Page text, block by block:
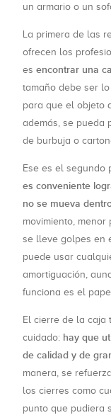
un armario o un
La primera de las
ofrecen los
es encontrar una
tamaño debe ser
para que el objeto
además, se pueda
de burbuja o
Ese es el segundo
es conveniente
no se mueva
movimiento,
se lleve golpes en
puede usar
amortiguación,
funciona es el
El cierre de la caja
cuidado: hay que
de calidad y de
manera, se
los cierres como
punto que pudiera